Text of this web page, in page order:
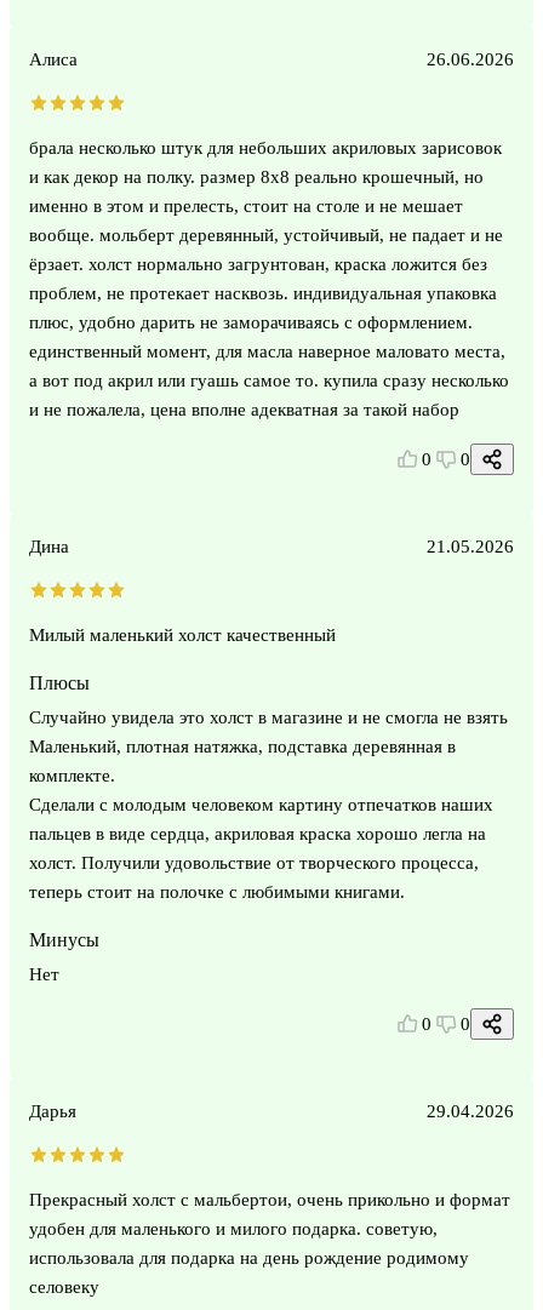
Алиса 26.06.2026
брала несколько штук для небольших акриловых зарисовок
и как декор на полку. размер 8х8 реально крошечный, но
именно в этом и прелесть, стоит на столе и не мешает
вообще. мольберт деревянный, устойчивый, не падает и не
ёрзает. холст нормально загрунтован, краска ложится без
проблем, не протекает насквозь. индивидуальная упаковка
плюс, удобно дарить не заморачиваясь с оформлением.
единственный момент, для масла наверное маловато места,
а вот под акрил или гуашь самое то. купила сразу несколько
и не пожалела, цена вполне адекватная за такой набор
0 0
Дина 21.05.2026
Милый маленький холст качественный
Плюсы
Случайно увидела это холст в магазине и не смогла не взять
Маленький, плотная натяжка, подставка деревянная в
комплекте.
Сделали с молодым человеком картину отпечатков наших
пальцев в виде сердца, акриловая краска хорошо легла на
холст. Получили удовольствие от творческого процесса,
теперь стоит на полочке с любимыми книгами.
Минусы
Нет
0 0
Дарья 29.04.2026
Прекрасный холст с мальбертои, очень прикольно и формат
удобен для маленького и милого подарка. советую,
использовала для подарка на день рождение родимому
селовеку